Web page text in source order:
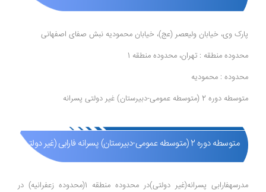
پارک وی، خیابان ولیعصر (عج)، خیابان محمودیه نبش صفای اصفهانی
محدوده منطقه : تهران، محدوده منطقه 1
محدوده : محمودیه
متوسطه دوره 2 (متوسطه عمومی-دبیرستان) غیر دولتی پسرانه
متوسطه دوره 2 (متوسطه عمومی-دبیرستان) پسرانه فارابی (غیر دولتی )
مدرسهفارابی پسرانه(غیر دولتی)در محدوده منطقه 1(محدوده زعفرانیه) در